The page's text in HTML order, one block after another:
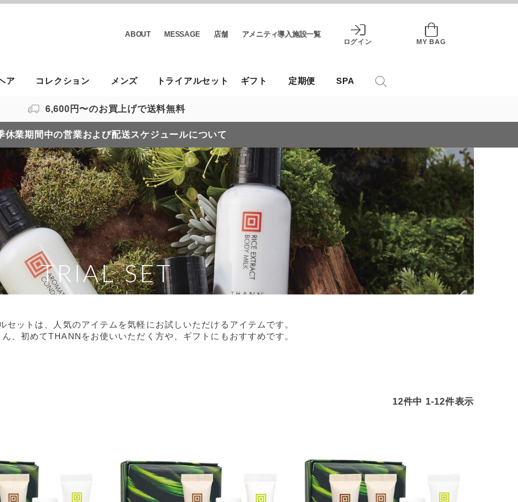
ABOUT MESSAGE 店舗 アメニティ導入施設一覧
ログイン MY BAG
ア コレクション メンズ トライアルセット ギフト 定期便 SPA
6,600円〜のお買上げで送料無料
休業期間中の営業および配送スケジュールについて
TRIAL SET
セットは、 人気のアイテムを気軽にお試しいただけるアイテムです。
、 初めてTHANNをお使いいただく方や、 ギフトにもおすすめです。
12件中 1-12件表示